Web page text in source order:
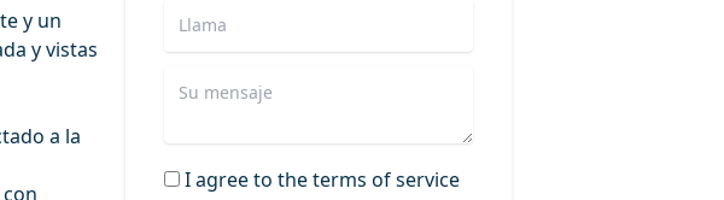
y un
y vistas
a la
I agree to the terms of service